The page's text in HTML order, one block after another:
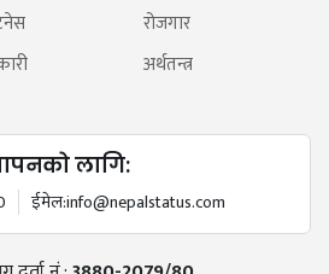
रोजगार
अर्थतन्त्र
लागि:
ईमेल:info@nepalstatus.com